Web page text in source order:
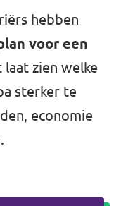
hebben
voor een
zien welke
sterker te
economie